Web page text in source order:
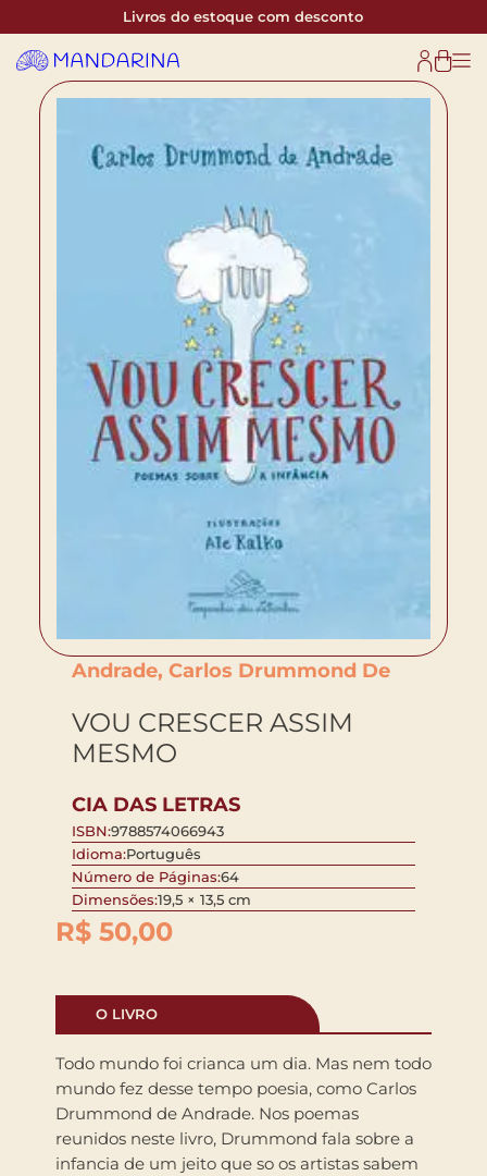
Livros do estoque com desconto
Andrade, Carlos Drummond De
VOU CRESCER ASSIM
MESMO
CIA DAS LETRAS
ISBN:9788574066943
Idioma:Português
Número de Páginas:64
Dimensões:19,5 × 13,5 cm
R$ 50,00
O LIVRO
Todo mundo foi crianca um dia. Mas nem todo
mundo fez desse tempo poesia, como Carlos
Drummond de Andrade. Nos poemas
reunidos neste livro, Drummond fala sobre a
infancia de um jeito que so os artistas sabem